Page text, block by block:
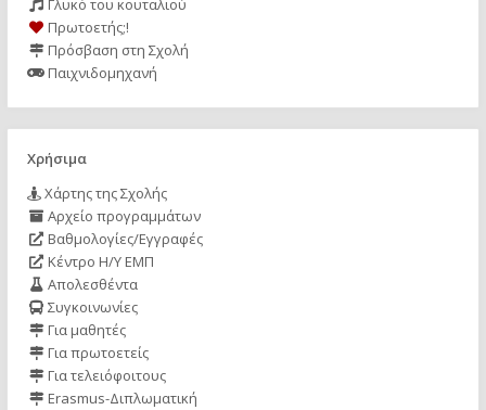
Γλυκό του κουταλιού
Πρωτοετής;!
Πρόσβαση στη Σχολή
Παιχνιδομηχανή
Χρήσιμα
Χάρτης της Σχολής
Αρχείο προγραμμάτων
Βαθμολογίες/Εγγραφές
Κέντρο Η/Υ ΕΜΠ
Απολεσθέντα
Συγκοινωνίες
Για μαθητές
Για πρωτοετείς
Για τελειόφοιτους
Erasmus-Διπλωματική